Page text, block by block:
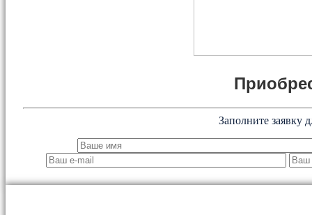
Заполните заявку